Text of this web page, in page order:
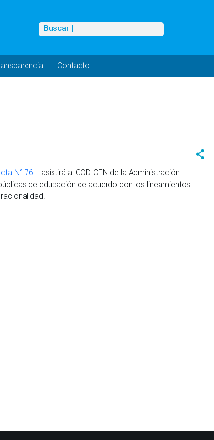
Buscar
Buscar |
Contacto
N° 76— asistirá al CODICEN de la Administración
de educación de acuerdo con los lineamientos